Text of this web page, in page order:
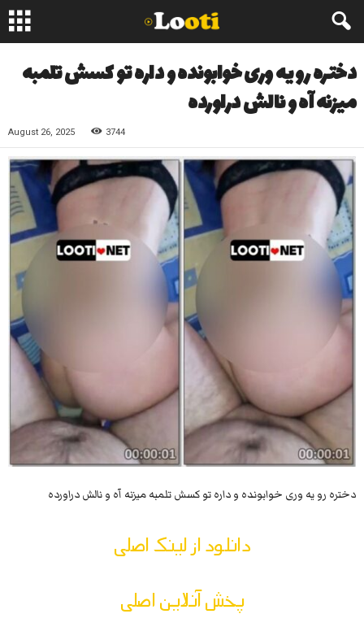
دختره رو یه وری خوابونده و داره تو کسش تلمبه
میزنه آه و نالش دراورده
August 26, 2025 3744
دختره رو یه وری خوابونده و داره تو کسش تلمبه میزنه آه و نالش دراورده
دانلود از لینک اصلی
پخش آنلاین اصلی